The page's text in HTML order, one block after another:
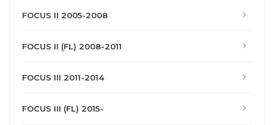
FOCUS II 2005-2008
FOCUS II (FL) 2008-2011
FOCUS III 2011-2014
FOCUS III (FL) 2015-